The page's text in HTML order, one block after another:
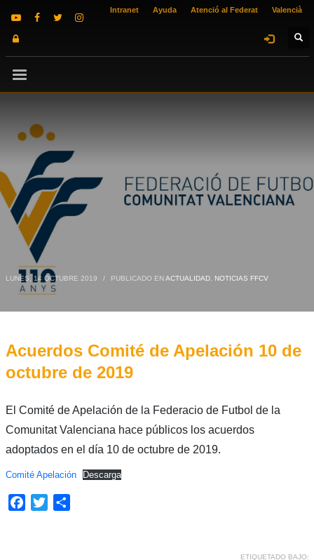
Intranet Ayuda Atenció al Federat Valencià
LUNES, 14 OCTUBRE 2019 / PUBLICADO ENACTUALIDAD, NOTICIAS FFCV
Acuerdos Comité de Apelación 10 de
octubre de 2019
El Comité de Apelación de la Federacio de Futbol de la
Comunitat Valenciana hace públicos los acuerdos
adoptados en el día 10 de octubre de 2019.
Comité Apelación Descarga
Facebook
Twitter
ETIQUETADO BAJO: